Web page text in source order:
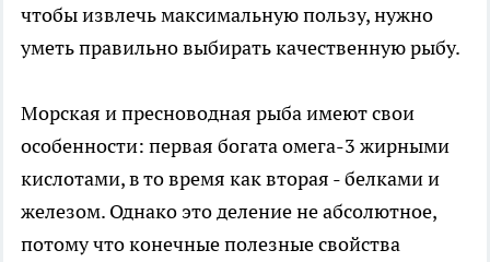
чтобы извлечь максимальную пользу, нужно
уметь правильно выбирать качественную рыбу.
Морская и пресноводная рыба имеют свои
особенности: первая богата омега-3 жирными
кислотами, в то время как вторая - белками и
железом. Однако это деление не абсолютное,
потому что конечные полезные свойства